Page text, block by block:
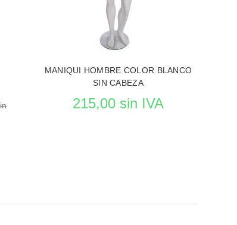
MANIQUI HOMBRE COLOR BLANCO
SIN CABEZA
215,00 sin IVA